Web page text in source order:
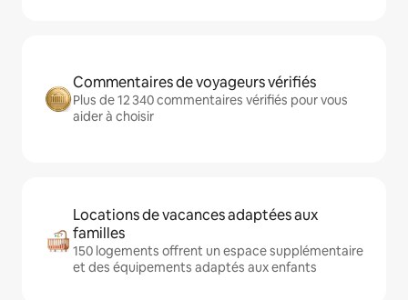
Commentaires de voyageurs vérifiés
Plus de 12 340 commentaires vérifiés pour vous
aider à choisir
Locations de vacances adaptées aux
familles
150 logements offrent un espace supplémentaire
et des équipements adaptés aux enfants